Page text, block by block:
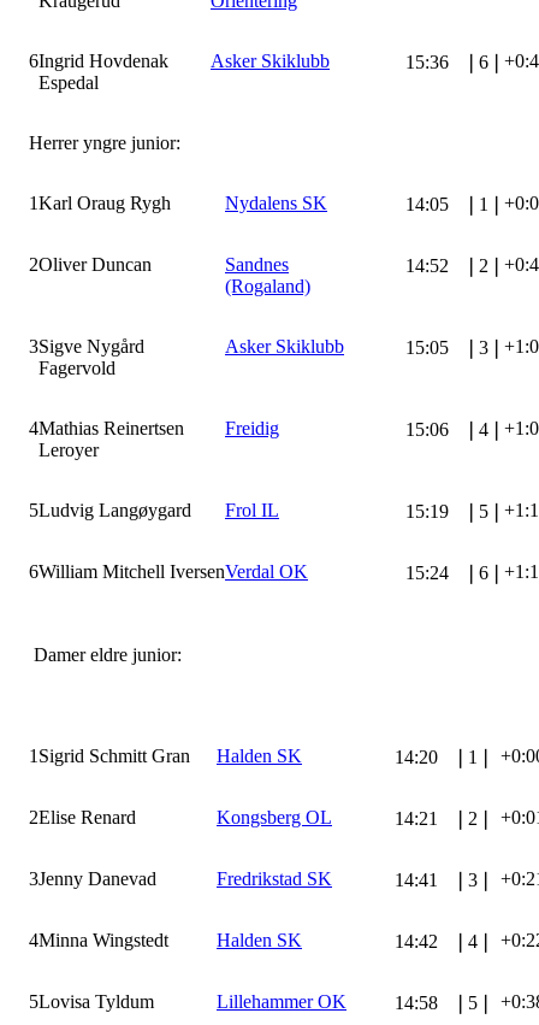
6Ingrid Hovdenak
Espedal
Asker Skiklubb 15:36 6
Herrer yngre junior:
1Karl Oraug Rygh Nydalens SK 14:05 1
2Oliver Duncan
Sandnes
(Rogaland)
14:52 2
3Sigve Nygård
Fagervold
Asker Skiklubb 15:05 3
4Mathias Reinertsen
Leroyer
Freidig 15:06 4
5Ludvig Langøygard Frol IL 15:19 5
6William Mitchell IversenVerdal OK 15:24 6
Damer eldre junior:
1 Sigrid Schmitt Gran Halden SK 14:20 1
2Elise Renard Kongsberg OL 14:21 2
3Jenny Danevad Fredrikstad SK 14:41 3
4Minna Wingstedt Halden SK 14:42 4
5Lovisa Tyldum Lillehammer OK 14:58 5